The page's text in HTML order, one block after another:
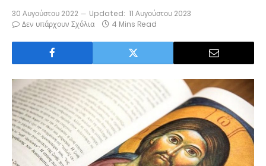
30 Αυγούστου 2022 Updated: 11 Αυγούστου 2023
Δεν υπάρχουν Σχόλια
4 Mins Read